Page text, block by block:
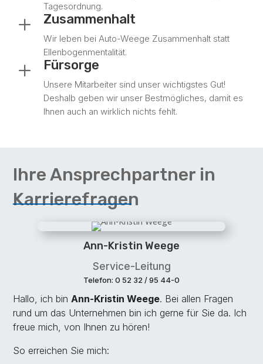
Tagesordnung.
L Zusammenhalt
Wir leben bei Auto-Weege Zusammenhalt statt
Ellenbogenmentalität.
L Fürsorge
Unsere Mitarbeiter sind unser wichtigstes Gut!
Deshalb geben wir unser Bestmögliches, damit es
Ihnen auch an wirklich nichts fehlt.
Ihre Ansprechpartner in
Karrierefragen
Ann-Kristin Weege
Service-Leitung
Telefon: 0 52 32 / 95 44-0
Hallo, ich bin Ann-Kristin Weege. Bei allen Fragen
rund um das Unternehmen bin ich gerne für Sie da. Ich
freue mich, von Ihnen zu hören!
So erreichen Sie mich: